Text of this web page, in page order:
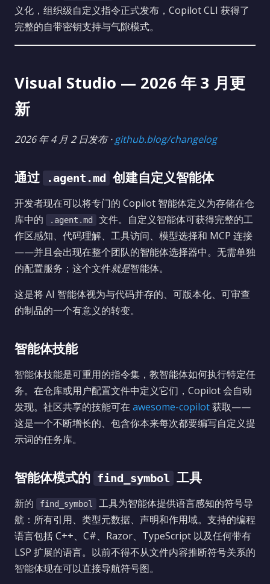
义化，组织级自定义指令正式发布，Copilot CLI 获得了
完整的自带密钥支持与气隙模式。
Visual Studio — 2026 年 3 月更
新
2026 年 4 月 2 日发布 ·github.blog/changelog
通过 .agent.md 创建自定义智能体
开发者现在可以将专门的 Copilot 智能体定义为存储在仓
库中的
.agent.md
文件。自定义智能体可获得完整的工
作区感知、代码理解、工具访问、模型选择和 MCP 连接
——并且会出现在整个团队的智能体选择器中。无需单独
的配置服务；这个文件就是智能体。
这是将 AI 智能体视为与代码并存的、可版本化、可审查
的制品的一个有意义的转变。
智能体技能
智能体技能是可重用的指令集，教智能体如何执行特定任
务。在仓库或用户配置文件中定义它们，Copilot 会自动
发现。社区共享的技能可在 awesome-copilot获取——
这是一个不断增长的、包含你本来每次都要编写自定义提
示词的任务库。
智能体模式的 find_symbol 工具
新的 find_symbol
工具为智能体提供语言感知的符号导
航：所有引用、类型元数据、声明和作用域。支持的编程
语言包括 C++、C#、Razor、TypeScript 以及任何带有
LSP 扩展的语言。以前不得不从文件内容推断符号关系的
智能体现在可以直接导航符号图。